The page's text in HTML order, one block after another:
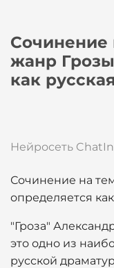
Сочинение
жанр Грозы
как
Нейросеть
Сочинение на
определяется
"Гроза"
это одно из
русской